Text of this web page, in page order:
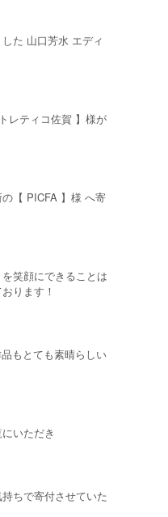
た 山口芳水 エディ
レティコ佐賀 】様が
【 PICFA 】様 へ寄
笑顔にできることは
ります！
もとても素晴らしい
いただき
ちで寄付させていた